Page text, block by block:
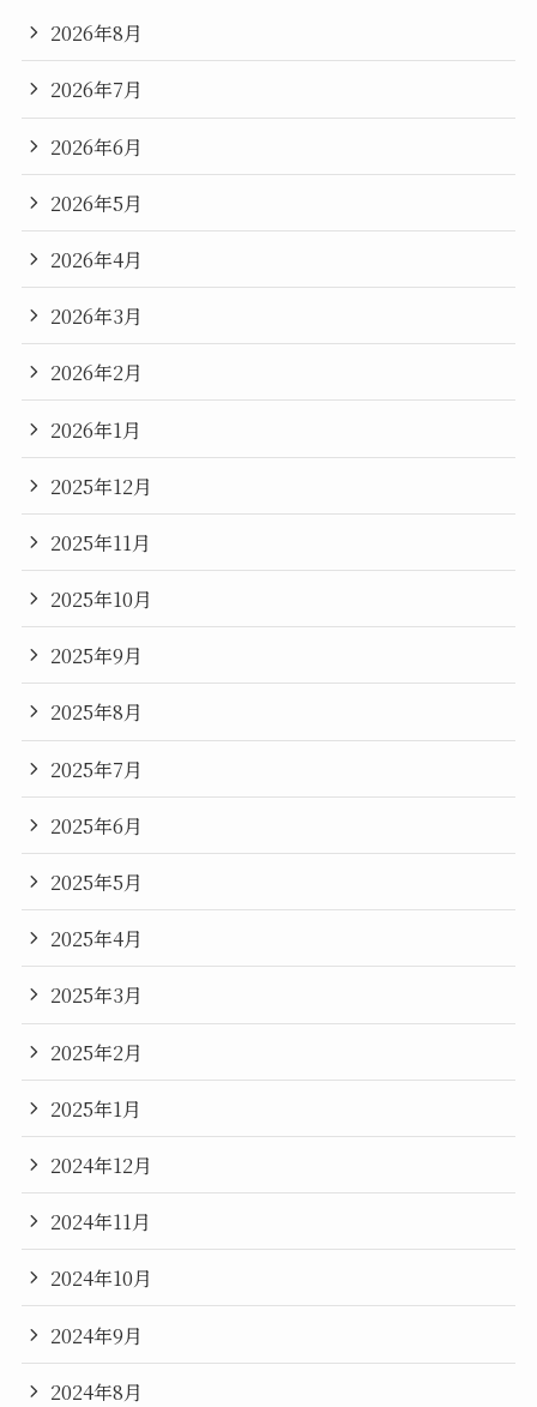
2026年8月
2026年7月
2026年6月
2026年5月
2026年4月
2026年3月
2026年2月
2026年1月
2025年12月
2025年11月
2025年10月
2025年9月
2025年8月
2025年7月
2025年6月
2025年5月
2025年4月
2025年3月
2025年2月
2025年1月
2024年12月
2024年11月
2024年10月
2024年9月
2024年8月